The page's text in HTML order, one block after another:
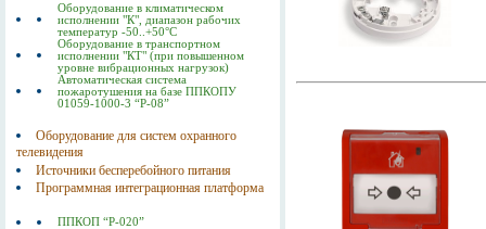
Оборудование в климатическом
исполнении "К", диапазон рабочих
температур -50..+50°С
Оборудование в транспортном
исполнении "КТ" (при повышенном
уровне вибрационных нагрузок)
Автоматическая система
пожаротушения на базе ППКОПУ
01059-1000-3 “Р-08”
Оборудование для систем охранного
телевидения
Источники бесперебойного питания
Программная интеграционная платформа
ППКОП “Р-020”